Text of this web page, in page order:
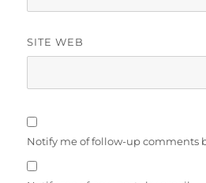
SITE WEB
Notify me of follow-up comments